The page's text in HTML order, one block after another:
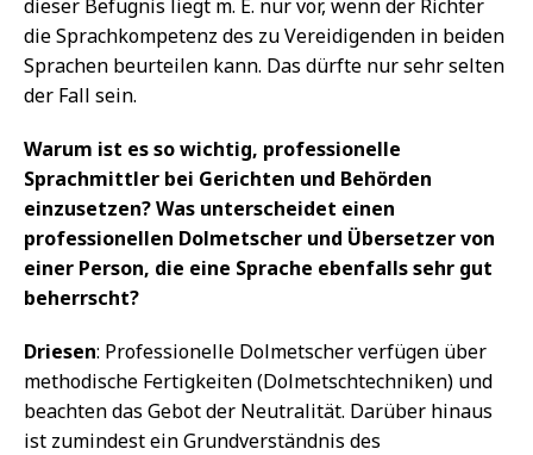
dieser Befugnis liegt m. E. nur vor, wenn der Richter
die Sprachkompetenz des zu Vereidigenden in beiden
Sprachen beurteilen kann. Das dürfte nur sehr selten
der Fall sein.
Warum ist es so wichtig, professionelle
Sprachmittler bei Gerichten und Behörden
einzusetzen? Was unterscheidet einen
professionellen Dolmetscher und Übersetzer von
einer Person, die eine Sprache ebenfalls sehr gut
beherrscht?
Driesen: Professionelle Dolmetscher verfügen über
methodische Fertigkeiten (Dolmetschtechniken) und
beachten das Gebot der Neutralität. Darüber hinaus
ist zumindest ein Grundverständnis des